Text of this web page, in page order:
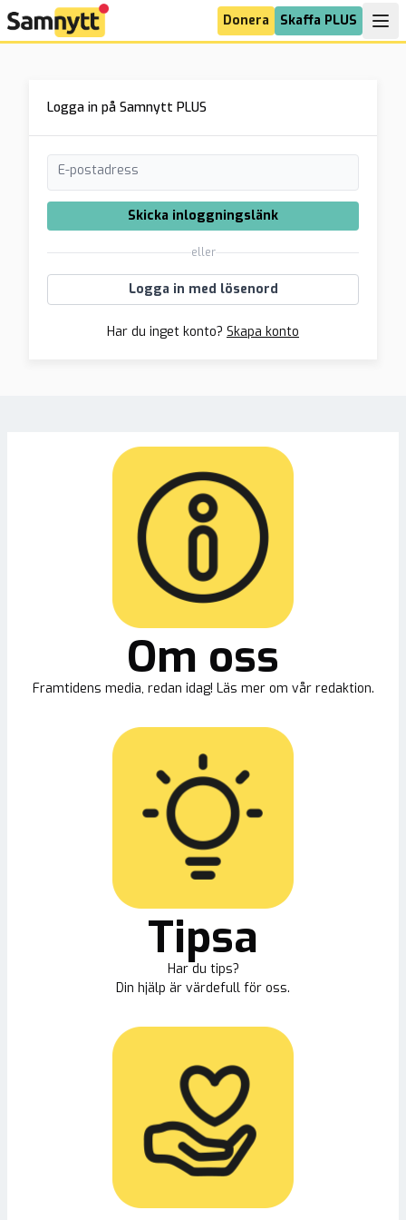
Donera Skaffa PLUS
Logga in på Samnytt PLUS
E-postadress
Skicka inloggningslänk
eller
Logga in med lösenord
Har du inget konto? Skapa konto
Om oss
Framtidens media, redan idag! Läs mer om vår redaktion.
Tipsa
Har du tips?
Din hjälp är värdefull för oss.